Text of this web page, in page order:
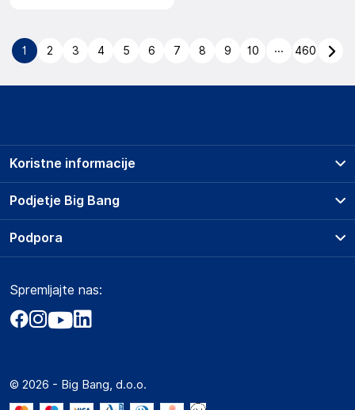
1 2 3 4 5 6 7 8 9 10 ... 460
Podjetje Big Bang
O podjetju
Obvestila za javnost
Akt o digitalnih storitvah
Marketplace za partnerje
Koristne informacije
Prodajna mesta
Storitve
Dostava, vnos in odvoz
Zavarovanje izdelkov
Podpora
Marketplace
Kako oddati naročilo?
Spremljajte nas:
© 2026 - Big Bang, d.o.o.